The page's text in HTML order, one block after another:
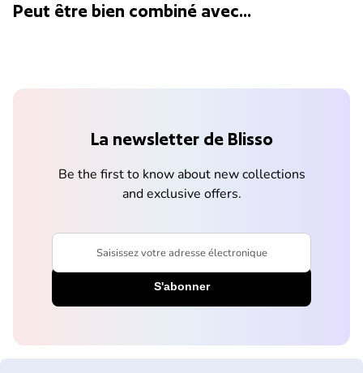
Peut être bien combiné avec...
La newsletter de Blisso
Be the first to know about new collections
and exclusive offers.
Saisissez votre adresse électronique